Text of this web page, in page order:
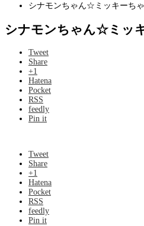
シナモンちゃん☆ミッキーち
シナモンちゃん☆ミッ
Tweet
Share
+1
Hatena
Pocket
RSS
feedly
Pin it
Tweet
Share
+1
Hatena
Pocket
RSS
feedly
Pin it